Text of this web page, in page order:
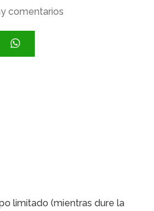
comentarios
limitado (mientras dure la